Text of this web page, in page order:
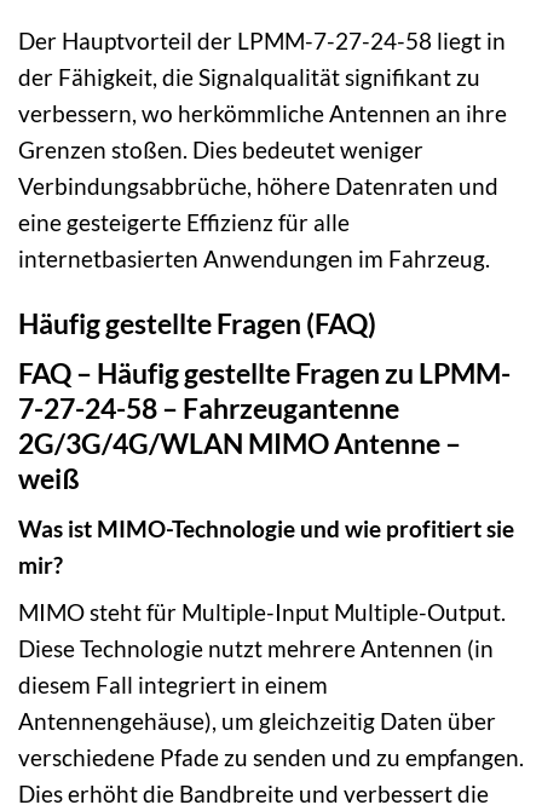
Der Hauptvorteil der LPMM-7-27-24-58 liegt in
der Fähigkeit, die Signalqualität signifikant zu
verbessern, wo herkömmliche Antennen an ihre
Grenzen stoßen. Dies bedeutet weniger
Verbindungsabbrüche, höhere Datenraten und
eine gesteigerte Effizienz für alle
internetbasierten Anwendungen im Fahrzeug.
Häufig gestellte Fragen (FAQ)
FAQ – Häufig gestellte Fragen zu LPMM-
7-27-24-58 – Fahrzeugantenne
2G/3G/4G/WLAN MIMO Antenne –
weiß
Was ist MIMO-Technologie und wie profitiert sie
mir?
MIMO steht für Multiple-Input Multiple-Output.
Diese Technologie nutzt mehrere Antennen (in
diesem Fall integriert in einem
Antennengehäuse), um gleichzeitig Daten über
verschiedene Pfade zu senden und zu empfangen.
Dies erhöht die Bandbreite und verbessert die